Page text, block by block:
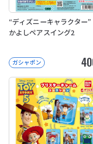
“ディズニーキャラクター”
かよしペアスイング2
ガシャポン